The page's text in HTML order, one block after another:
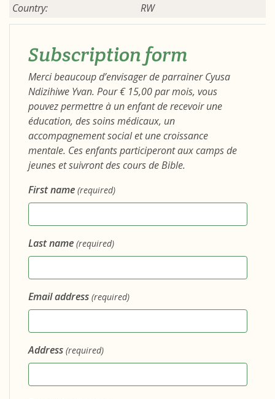
Country:
RW
Subscription form
Merci beaucoup d’envisager de parrainer Cyusa
Ndizihiwe Yvan. Pour € 15,00 par mois, vous
pouvez permettre à un enfant de recevoir une
éducation, des soins médicaux, un
accompagnement social et une croissance
mentale. Ces enfants participeront aux camps de
jeunes et suivront des cours de Bible.
First name (required)
Last name (required)
Email address (required)
Address (required)